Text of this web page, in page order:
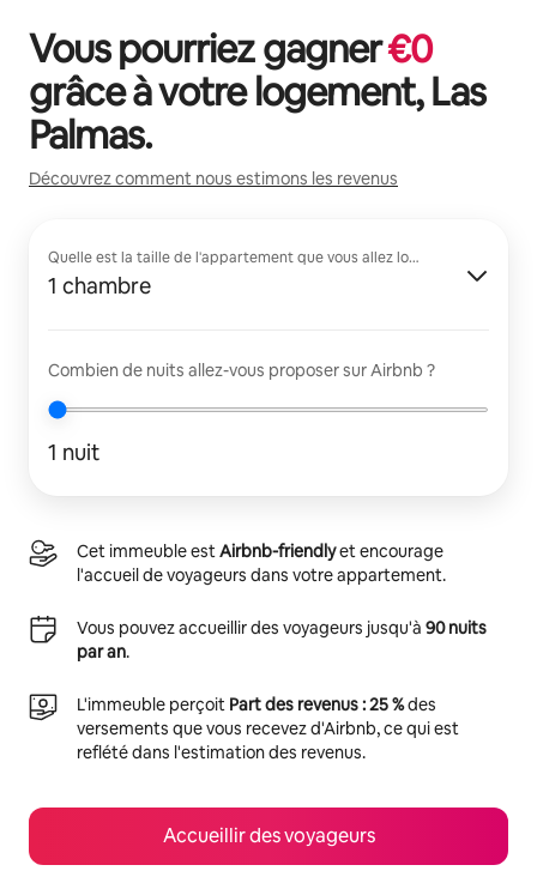
Vous pourriez gagner€0
grâce à votre logement,Las
Palmas.
Découvrez comment nous estimons les revenus
Quelle est la taille de l'appartement que vous allez louer ?
1 chambre
Combien de nuits allez-vous proposer sur Airbnb ?
1 nuit
Cet immeuble estAirbnb-friendlyet encourage
l'accueil de voyageurs dans votre appartement.
Vous pouvez accueillir des voyageurs jusqu'à 90 nuits
par an.
L'immeuble perçoit Part des revenus : 25 %des
versements que vous recevez d'Airbnb, ce qui est
reflété dans l'estimation des revenus.
Accueillir des voyageurs